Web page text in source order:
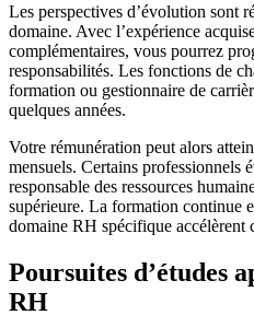
Les perspectives d’évolution sont
domaine. Avec l’expérience
complémentaires, vous pourrez
responsabilités. Les fonctions de
formation ou gestionnaire de
quelques années.
Votre rémunération peut alors
mensuels. Certains professionnels
responsable des ressources
supérieure. La formation continue
domaine RH spécifique accélèrent
Poursuites d’études
RH